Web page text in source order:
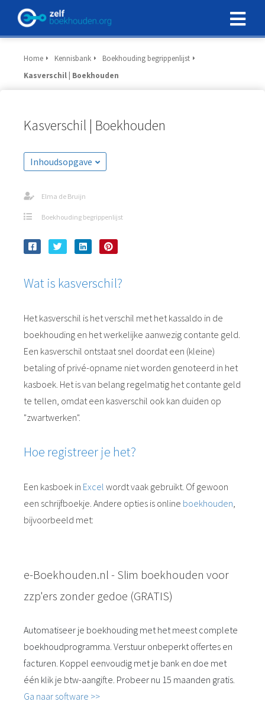
Home Kennisbank
Boekhouding begrippenlijst
Kasverschil | Boekhouden
Kasverschil | Boekhouden
Inhoudsopgave
Elma de Bruijn
Boekhouding begrippenlijst
Wat is kasverschil?
Het kasverschil is het verschil met het kassaldo in de
boekhouding en het werkelijke aanwezig contante geld.
Een kasverschil ontstaat snel doordat een (kleine)
betaling of privé-opname niet worden genoteerd in het
kasboek. Het is van belang regelmatig het contante geld
te tellen, omdat een kasverschil ook kan duiden op
"zwartwerken".
Hoe registreer je het?
Een kasboek in Excel wordt vaak gebruikt. Of gewoon
een schrijfboekje. Andere opties is online boekhouden,
bijvoorbeeld met:
e-Boekhouden.nl - Slim boekhouden voor
zzp'ers zonder gedoe (GRATIS)
Automatiseer je boekhouding met het meest complete
boekhoudprogramma. Verstuur onbeperkt offertes en
facturen. Koppel eenvoudig met je bank en doe met
één klik je btw-aangifte. Probeer nu 15 maanden gratis.
Ga naar software >>